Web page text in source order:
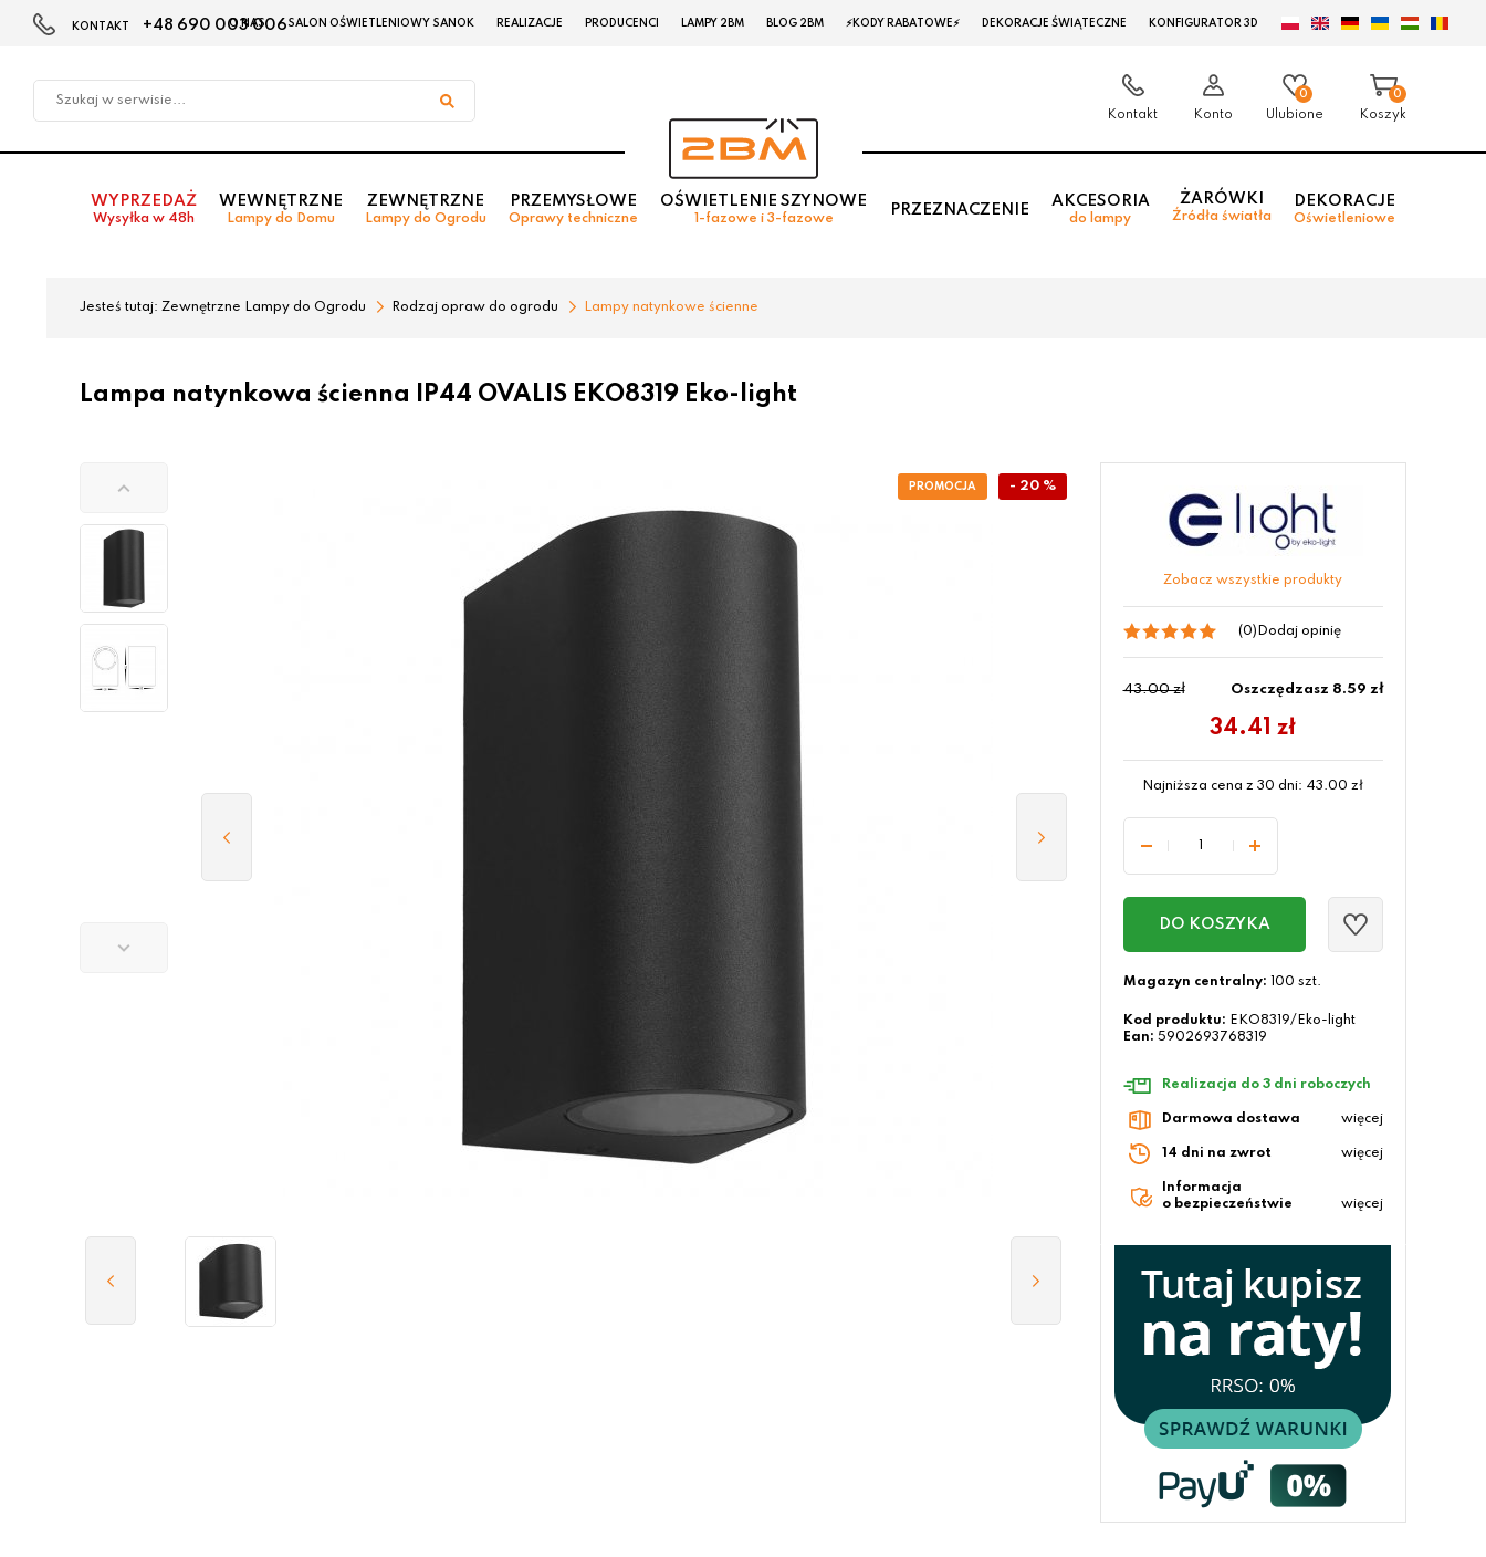
w
KONTAKT +48 690 003 006
O NAS SALON OŚWIETLENIOWY SANOK REALIZACJE PRODUCENCI LAMPY 2BM BLOG 2BM ⚡KODY RABATOWE⚡ DEKORACJE ŚWIĄTECZNE KONFIGURATOR 3D
Kontakt Konto
0
Ulubione
0
Koszyk
WYPRZEDAŻ
Wysyłka w 48h
WEWNĘTRZNE
Lampy do Domu
ZEWNĘTRZNE
Lampy do Ogrodu
PRZEMYSŁOWE
Oprawy techniczne
OŚWIETLENIE SZYNOWE
1-fazowe i 3-fazowe
PRZEZNACZENIE
AKCESORIA
do lampy
ŻARÓWKI
Źródła światła
DEKORACJE
Oświetleniowe
Jesteś tutaj: Zewnętrzne Lampy do Ogrodu Rodzaj opraw do ogrodu Lampy natynkowe ścienne
Lampa natynkowa ścienna IP44 OVALIS EKO8319 Eko-light
- 20 %
Zobacz wszystkie produkty
(0) Dodaj opinię
43.00 zł Oszczędzasz 8.59 zł
34.41 zł
Najniższa cena z 30 dni: 43.00 zł
DO KOSZYKA
Magazyn centralny: 100 szt.
Kod produktu: EKO8319/Eko-light
Ean: 5902693768319
Realizacja do 3 dni roboczych
Darmowa dostawa więcej
14 dni na zwrot więcej
Informacja
o bezpieczeństwie
więcej